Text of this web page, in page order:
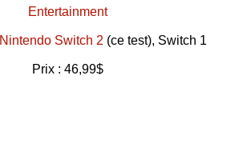
Entertainment
Nintendo Switch 2 (ce test), Switch 1
Prix : 46,99$